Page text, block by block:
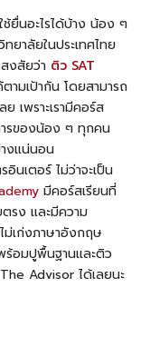
ช้ยื่นอะไรได้บ้าง น้อง ๆ
ยาลัยในประเทศไทย
สงสัยว่า ติว SAT
ามเป้ากัน โดยสามารถ
เพราะเรามีคอร์ส
รของน้อง ๆ ทุกคน
งแน่นอน
นเตอร์ ไม่ว่าจะเป็น
มีคอร์สเรียนที่
รง และมีความ
ม่เก่งภาษาอังกฤษ
ร้อมปูพื้นฐานและติว
Advisor ได้เลยนะ